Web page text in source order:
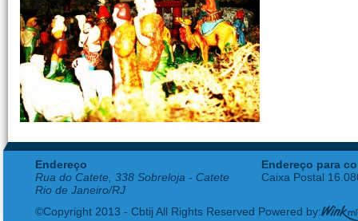
Endereço
Rua do Catete, 338 Sobreloja - Catete
Rio de Janeiro/RJ
Endereço para
Caixa Postal
©Copyright 2013 - Cbtij All Rights Reserved Powered by: